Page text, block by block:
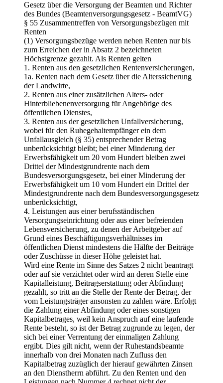
Gesetz über die Versorgung der Beamten und Richter
des Bundes (Beamtenversorgungsgesetz - BeamtVG)
§ 55 Zusammentreffen von Versorgungsbezügen mit
Renten
(1) Versorgungsbezüge werden neben Renten nur bis
zum Erreichen der in Absatz 2 bezeichneten
Höchstgrenze gezahlt. Als Renten gelten
1. Renten aus den gesetzlichen Rentenversicherungen,
1a. Renten nach dem Gesetz über die Alterssicherung
der Landwirte,
2. Renten aus einer zusätzlichen Alters- oder
Hinterbliebenenversorgung für Angehörige des
öffentlichen Dienstes,
3. Renten aus der gesetzlichen Unfallversicherung,
wobei für den Ruhegehaltempfänger ein dem
Unfallausgleich (§ 35) entsprechender Betrag
unberücksichtigt bleibt; bei einer Minderung der
Erwerbsfähigkeit um 20 vom Hundert bleiben zwei
Drittel der Mindestgrundrente nach dem
Bundesversorgungsgesetz, bei einer Minderung der
Erwerbsfähigkeit um 10 vom Hundert ein Drittel der
Mindestgrundrente nach dem Bundesversorgungsgesetz
unberücksichtigt,
4. Leistungen aus einer berufsständischen
Versorgungseinrichtung oder aus einer befreienden
Lebensversicherung, zu denen der Arbeitgeber auf
Grund eines Beschäftigungsverhältnisses im
öffentlichen Dienst mindestens die Hälfte der Beiträge
oder Zuschüsse in dieser Höhe geleistet hat.
Wird eine Rente im Sinne des Satzes 2 nicht beantragt
oder auf sie verzichtet oder wird an deren Stelle eine
Kapitalleistung, Beitragserstattung oder Abfindung
gezahlt, so tritt an die Stelle der Rente der Betrag, der
vom Leistungsträger ansonsten zu zahlen wäre. Erfolgt
die Zahlung einer Abfindung oder eines sonstigen
Kapitalbetrages, weil kein Anspruch auf eine laufende
Rente besteht, so ist der Betrag zugrunde zu legen, der
sich bei einer Verrentung der einmaligen Zahlung
ergibt. Dies gilt nicht, wenn der Ruhestandsbeamte
innerhalb von drei Monaten nach Zufluss den
Kapitalbetrag zuzüglich der hierauf gewährten Zinsen
an den Dienstherrn abführt. Zu den Renten und den